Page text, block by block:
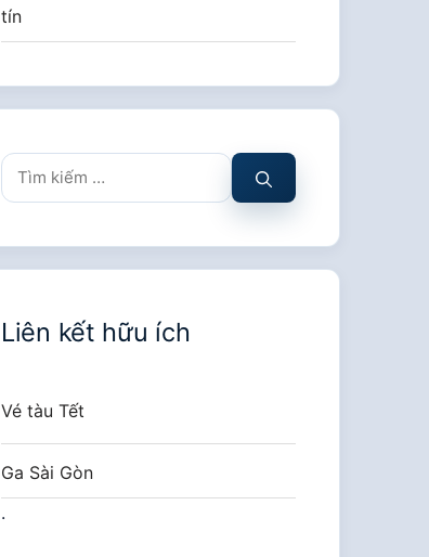
tín
Tìm
kiếm
Liên kết hữu ích
Vé tàu Tết
Ga Sài Gòn
.